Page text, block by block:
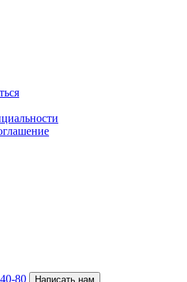
80 Написать нам